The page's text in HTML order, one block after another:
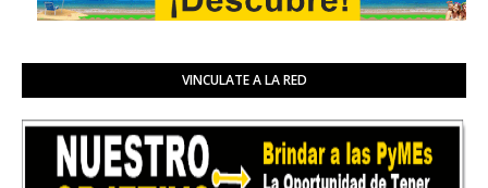
VINCULATE A LA RED